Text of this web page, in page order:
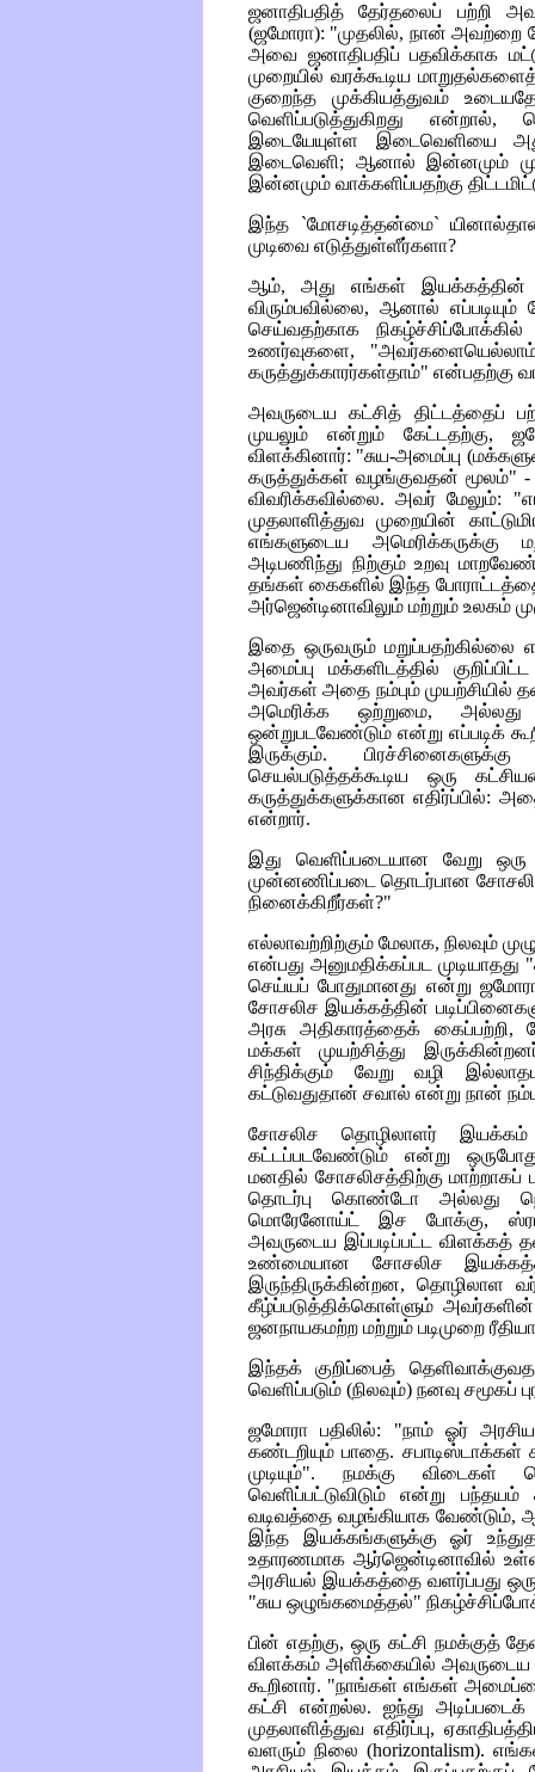
ஜனாதிபதித் தேர்தலைப் பற்றி
(ஜமோரா): "முதலில், நான் அவற்றை
அவை ஜனாதிபதிப் பதவிக்காக
முறையில் வரக்கூடிய
குறைந்த முக்கியத்துவம்
வெளிப்படுத்துகிறது என்றால்,
இடையேயுள்ள இடைவெளியை அது
இடைவெளி; ஆனால் இன்னமும்
இன்னமும் வாக்களிப்பதற்கு
இந்த `மோசடித்தன்மை`
முடிவை எடுத்துள்ளீர்களா?
ஆம், அது எங்கள் இயக்கத்தின்
விரும்பவில்லை, ஆனால்
செய்வதற்காக
உணர்வுகளை,
கருத்துக்காரர்கள்தாம்" என்பதற்கு
அவருடைய கட்சித் திட்டத்தைப்
முயலும் என்றும் கேட்டதற்கு,
விளக்கினார்: "சுய-அமைப்பு
கருத்துக்கள் வழங்குவதன் மூலம்"
விவரிக்கவில்லை. அவர்
முதலாளித்துவ முறையின்
எங்களுடைய அமெரிக்கருக்கு
அடிபணிந்து நிற்கும் உறவு
தங்கள் கைகளில் இந்த
அர்ஜென்டினாவிலும் மற்றும் உலகம்
இதை ஒருவரும் மறுப்பதற்கில்லை
அமைப்பு மக்களிடத்தில்
அவர்கள் அதை நம்பும்
அமெரிக்க ஒற்றுமை, அல்லது
ஒன்றுபடவேண்டும் என்று எப்படிக்
இருக்கும்.
செயல்படுத்தக்கூடிய ஒரு
கருத்துக்களுக்கான எதிர்ப்பில்:
என்றார்.
இது வெளிப்படையான வேறு
முன்னணிப்படை தொடர்பான
நினைக்கிறீர்கள்?"
எல்லாவற்றிற்கும் மேலாக, நிலவும்
என்பது அனுமதிக்கப்பட
செய்யப் போதுமானது என்று
சோசலிச இயக்கத்தின்
அரசு அதிகாரத்தைக் கைப்பற்றி,
மக்கள் முயற்சித்து
சிந்திக்கும் வேறு வழி
கட்டுவதுதான் சவால் என்று நான்
சோசலிச தொழிலாளர் இயக்கம்
கட்டப்படவேண்டும் என்று
மனதில் சோசலிசத்திற்கு மாற்றாகப்
தொடர்பு கொண்டோ அல்லது
மொரேனோய்ட் இச போக்கு,
அவருடைய இப்படிப்பட்ட
உண்மையான சோசலிச
இருந்திருக்கின்றன, தொழிலாள
கீழ்ப்படுத்திக்கொள்ளும்
ஜனநாயகமற்ற மற்றும் படிமுறை
இந்தக் குறிப்பைத்
வெளிப்படும் (நிலவும்) நனவு
ஜமோரா பதிலில்: "நாம் ஓர்
கண்டறியும் பாதை. சபாடிஸ்டாக்கள்
முடியும்". நமக்கு விடைகள்
வெளிப்பட்டுவிடும் என்று
வடிவத்தை வழங்கியாக வேண்டும்,
இந்த இயக்கங்களுக்கு ஓர்
உதாரணமாக ஆர்ஜென்டினாவில்
அரசியல் இயக்கத்தை வளர்ப்பது
"சுய ஒழுங்கமைத்தல்"
பின் எதற்கு, ஒரு கட்சி நமக்குத்
விளக்கம் அளிக்கையில் அவருடைய
கூறினார். "நாங்கள் எங்கள்
கட்சி என்றல்ல. ஐந்து
முதலாளித்துவ எதிர்ப்பு,
வளரும் நிலை (horizontalism).